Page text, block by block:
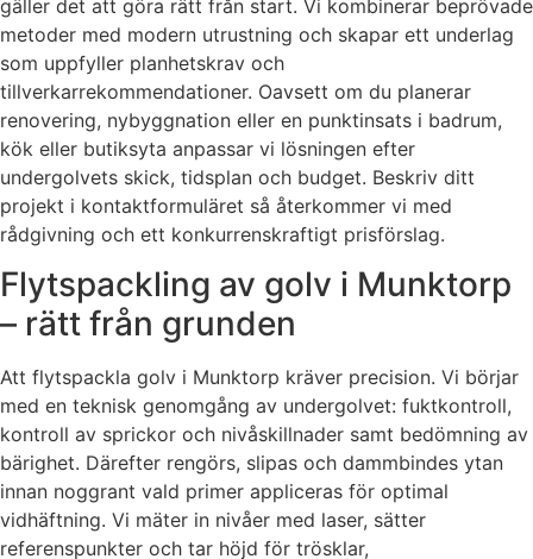
gäller det att göra rätt från start. Vi kombinerar beprövade
metoder med modern utrustning och skapar ett underlag
som uppfyller planhetskrav och
tillverkarrekommendationer. Oavsett om du planerar
renovering, nybyggnation eller en punktinsats i badrum,
kök eller butiksyta anpassar vi lösningen efter
undergolvets skick, tidsplan och budget. Beskriv ditt
projekt i kontaktformuläret så återkommer vi med
rådgivning och ett konkurrenskraftigt prisförslag.
Flytspackling av golv i Munktorp
– rätt från grunden
Att flytspackla golv i Munktorp kräver precision. Vi börjar
med en teknisk genomgång av undergolvet: fuktkontroll,
kontroll av sprickor och nivåskillnader samt bedömning av
bärighet. Därefter rengörs, slipas och dammbindes ytan
innan noggrant vald primer appliceras för optimal
vidhäftning. Vi mäter in nivåer med laser, sätter
referenspunkter och tar höjd för trösklar,